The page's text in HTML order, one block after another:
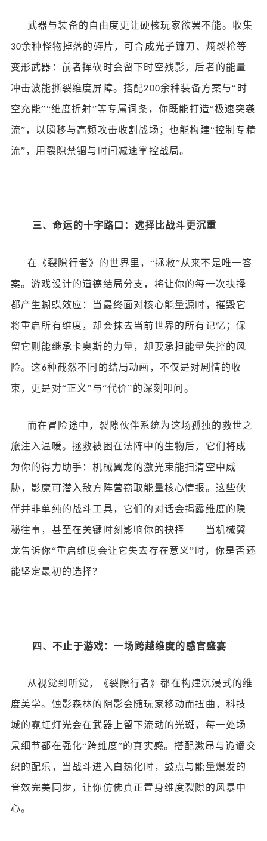
武器与装备的自由度更让硬核玩家欲罢不能。收集
30余种怪物掉落的碎片，可合成光子镰刀、熵裂枪等
变形武器：前者挥砍时会留下时空残影，后者的能量
冲击波能撕裂维度屏障。搭配200余种装备方案与“时
空充能”“维度折射”等专属词条，你既能打造“极速突袭
流”，以瞬移与高频攻击收割战场；也能构建“控制专精
流”，用裂隙禁锢与时间减速掌控战局。
三、命运的十字路口：选择比战斗更沉重
在《裂隙行者》的世界里，“拯救”从来不是唯一答
案。游戏设计的道德结局分支，将让你的每一次抉择
都产生蝴蝶效应：当最终面对核心能量源时，摧毁它
将重启所有维度，却会抹去当前世界的所有记忆；保
留它则能继承卡奥斯的力量，却要承担能量失控的风
险。这6种截然不同的结局动画，不仅是对剧情的收
束，更是对“正义”与“代价”的深刻叩问。
而在冒险途中，裂隙伙伴系统为这场孤独的救世之
旅注入温暖。拯救被困在法阵中的生物后，它们将成
为你的得力助手：机械翼龙的激光束能扫清空中威
胁，影魔可潜入敌方阵营窃取能量核心情报。这些伙
伴并非单纯的战斗工具，它们的对话会揭露维度的隐
秘往事，甚至在关键时刻影响你的抉择——当机械翼
龙告诉你“重启维度会让它失去存在意义”时，你是否还
能坚定最初的选择？
四、不止于游戏：一场跨越维度的感官盛宴
从视觉到听觉，《裂隙行者》都在构建沉浸式的维
度美学。蚀影森林的阴影会随玩家移动而扭曲，科技
城的霓虹灯光会在武器上留下流动的光斑，每一处场
景细节都在强化“跨维度”的真实感。搭配激昂与诡谲交
织的配乐，当战斗进入白热化时，鼓点与能量爆发的
音效完美同步，让你仿佛真正置身维度裂隙的风暴中
心。